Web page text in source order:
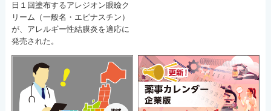
日１回塗布するアレジオン眼瞼ク
リーム（一般名・エピナスチン）
が、アレルギー性結膜炎を適応に
発売された。